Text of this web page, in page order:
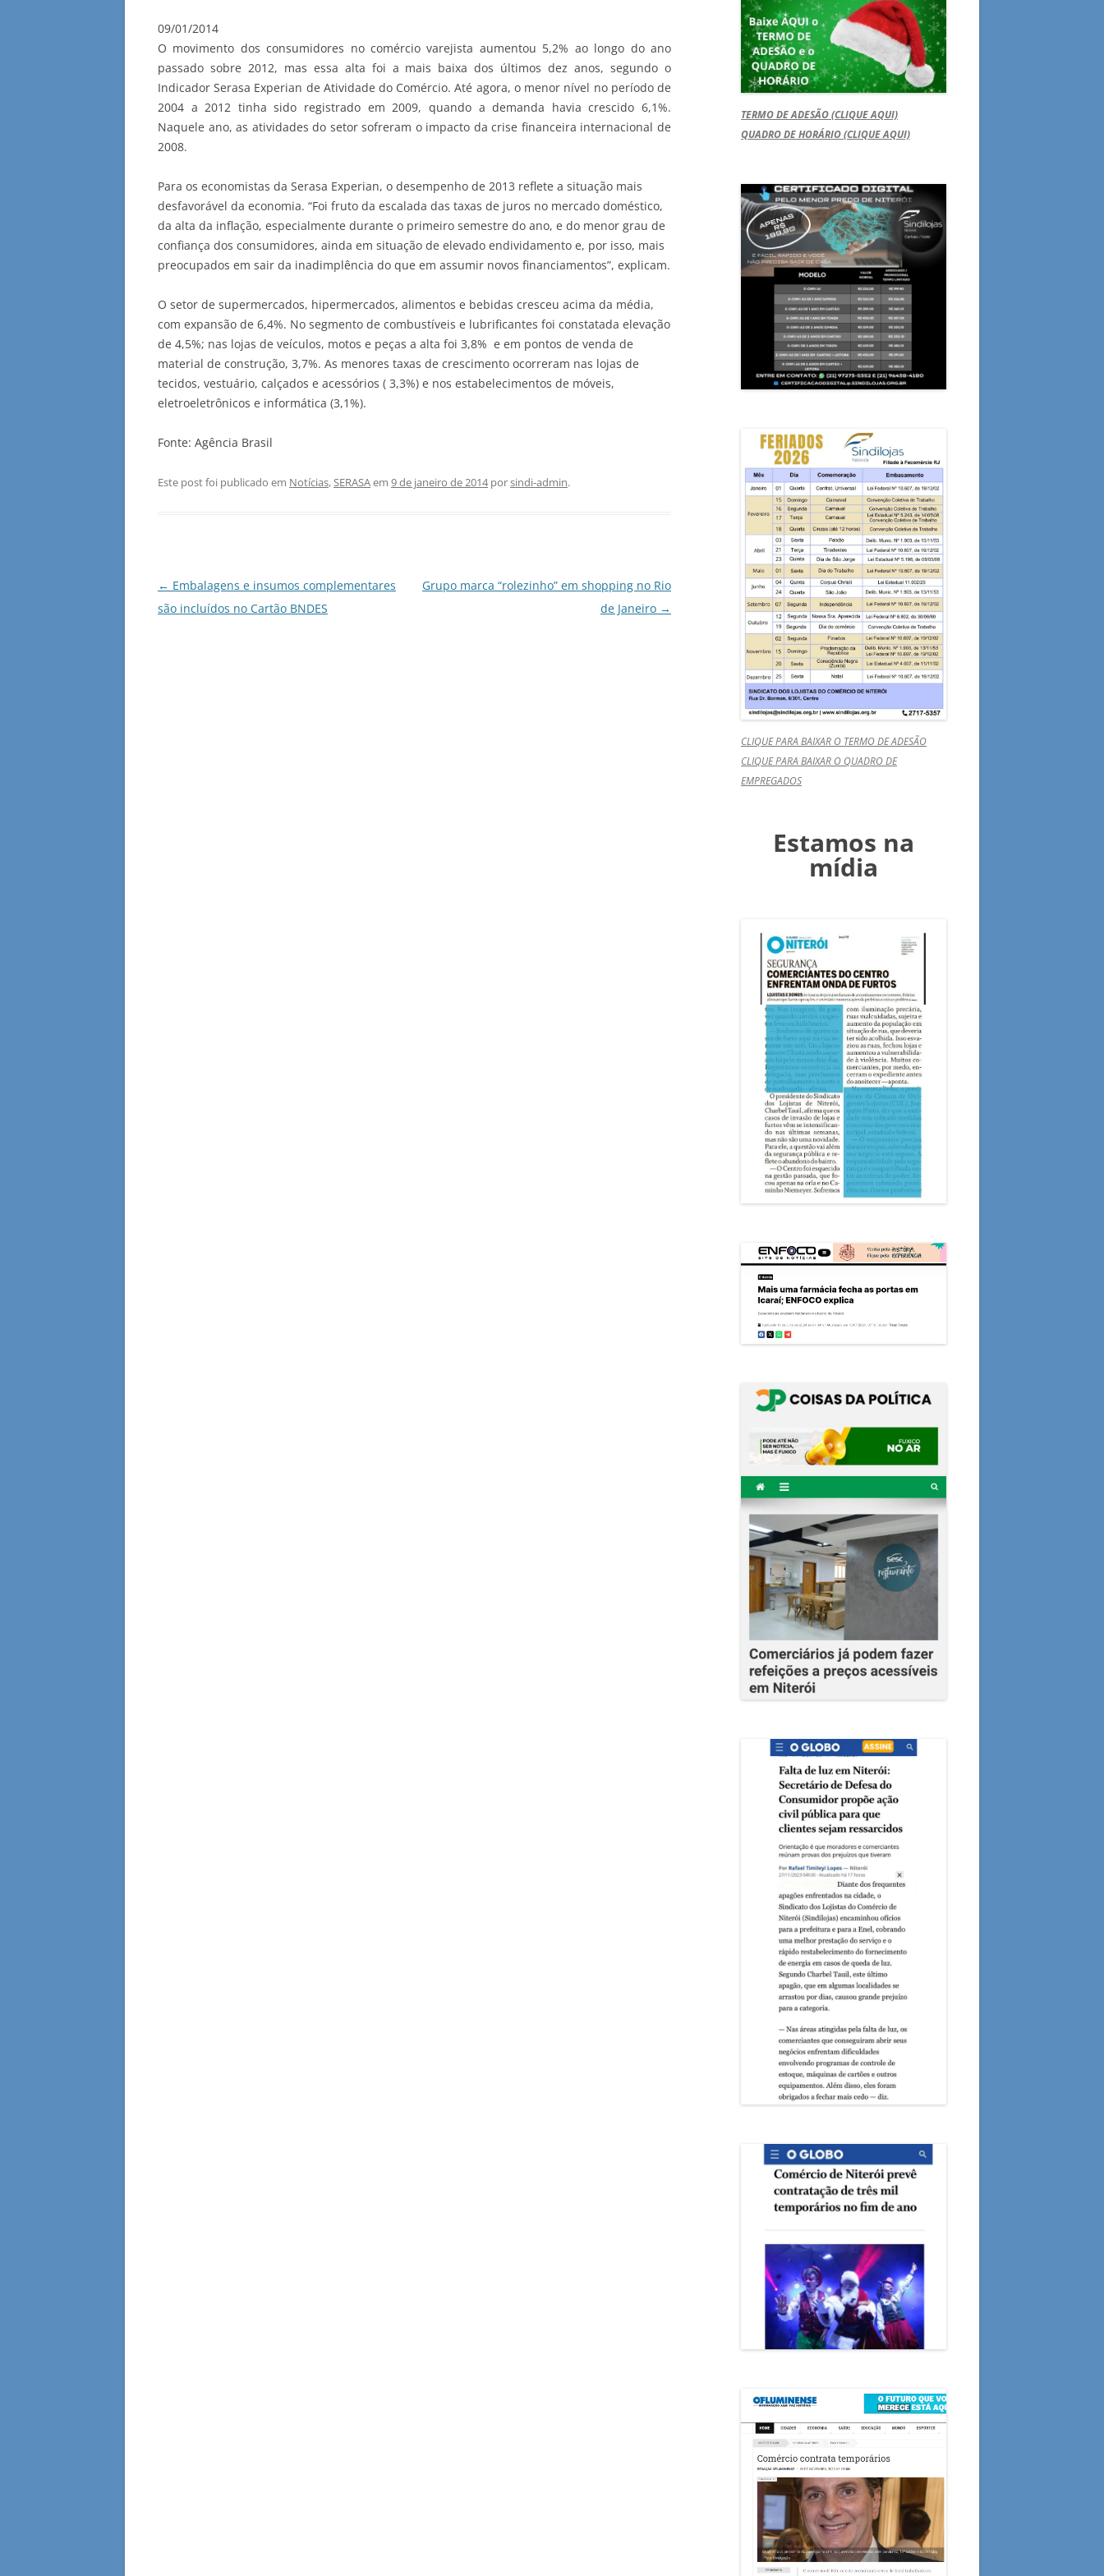
09/01/2014
O movimento dos consumidores no comércio varejista aumentou 5,2% ao longo do ano
passado sobre 2012, mas essa alta foi a mais baixa dos últimos dez anos, segundo o
Indicador Serasa Experian de Atividade do Comércio. Até agora, o menor nível no período de
2004 a 2012 tinha sido registrado em 2009, quando a demanda havia crescido 6,1%.
Naquele ano, as atividades do setor sofreram o impacto da crise financeira internacional de
2008.
Para os economistas da Serasa Experian, o desempenho de 2013 reflete a situação mais
desfavorável da economia. “Foi fruto da escalada das taxas de juros no mercado doméstico,
da alta da inflação, especialmente durante o primeiro semestre do ano, e do menor grau de
confiança dos consumidores, ainda em situação de elevado endividamento e, por isso, mais
preocupados em sair da inadimplência do que em assumir novos financiamentos”, explicam.
O setor de supermercados, hipermercados, alimentos e bebidas cresceu acima da média,
com expansão de 6,4%. No segmento de combustíveis e lubrificantes foi constatada elevação
de 4,5%; nas lojas de veículos, motos e peças a alta foi 3,8% e em pontos de venda de
material de construção, 3,7%. As menores taxas de crescimento ocorreram nas lojas de
tecidos, vestuário, calçados e acessórios ( 3,3%) e nos estabelecimentos de móveis,
eletroeletrônicos e informática (3,1%).
Fonte: Agência Brasil
Este post foi publicado em Notícias,SERASAem 9 de janeiro de 2014porsindi-admin.
Navegação
de
← Embalagens e insumos complementares
são incluídos no Cartão BNDES
Grupo marca “rolezinho” em shopping no Rio
de Janeiro →
TERMO DE ADESÃO (CLIQUE AQUI)
QUADRO DE HORÁRIO (CLIQUE AQUI)
CLIQUE PARA BAIXAR O TERMO DE ADESÃO
CLIQUE PARA BAIXAR O QUADRO DE
EMPREGADOS
Estamos na
mídia